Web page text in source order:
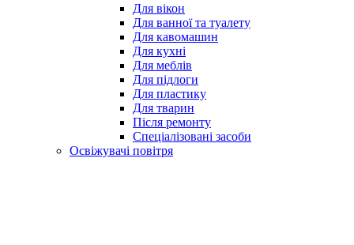
Для вікон
Для ванної та туалету
Для кавомашин
Для кухні
Для меблів
Для підлоги
Для пластику
Для тварин
Після ремонту
Спеціалізовані засоби
Освіжувачі повітря